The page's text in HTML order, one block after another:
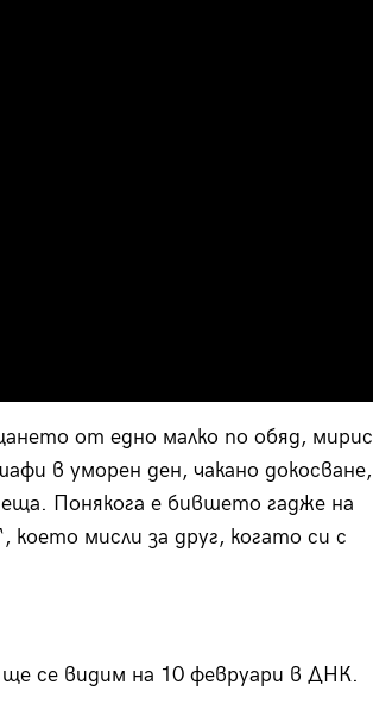
от едно малко по обяд, мирис
в уморен ден, чакано докосване,
Понякога е бившето гадже на
мисли за друг, когато си с
ще се видим на 10 февруари в ДНК.